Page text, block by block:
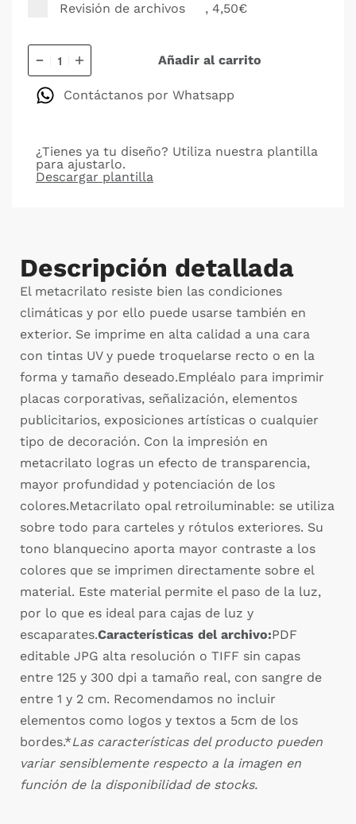
Revisión de archivos , 4,50€
Añadir al carrito
Contáctanos por Whatsapp
¿Tienes ya tu diseño? Utiliza nuestra plantilla
para ajustarlo.
Descargar plantilla
Descripción detallada
El metacrilato resiste bien las condiciones
climáticas y por ello puede usarse también en
exterior. Se imprime en alta calidad a una cara
con tintas UV y puede troquelarse recto o en la
forma y tamaño deseado.Empléalo para imprimir
placas corporativas, señalización, elementos
publicitarios, exposiciones artísticas o cualquier
tipo de decoración. Con la impresión en
metacrilato logras un efecto de transparencia,
mayor profundidad y potenciación de los
colores.Metacrilato opal retroiluminable: se utiliza
sobre todo para carteles y rótulos exteriores. Su
tono blanquecino aporta mayor contraste a los
colores que se imprimen directamente sobre el
material. Este material permite el paso de la luz,
por lo que es ideal para cajas de luz y
escaparates.Características del archivo:PDF
editable JPG alta resolución o TIFF sin capas
entre 125 y 300 dpi a tamaño real, con sangre de
entre 1 y 2 cm. Recomendamos no incluir
elementos como logos y textos a 5cm de los
bordes.*Las características del producto pueden
variar sensiblemente respecto a la imagen en
función de la disponibilidad de stocks.